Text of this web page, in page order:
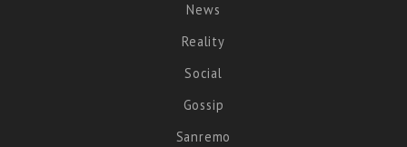
News
Reality
Social
Gossip
Sanremo